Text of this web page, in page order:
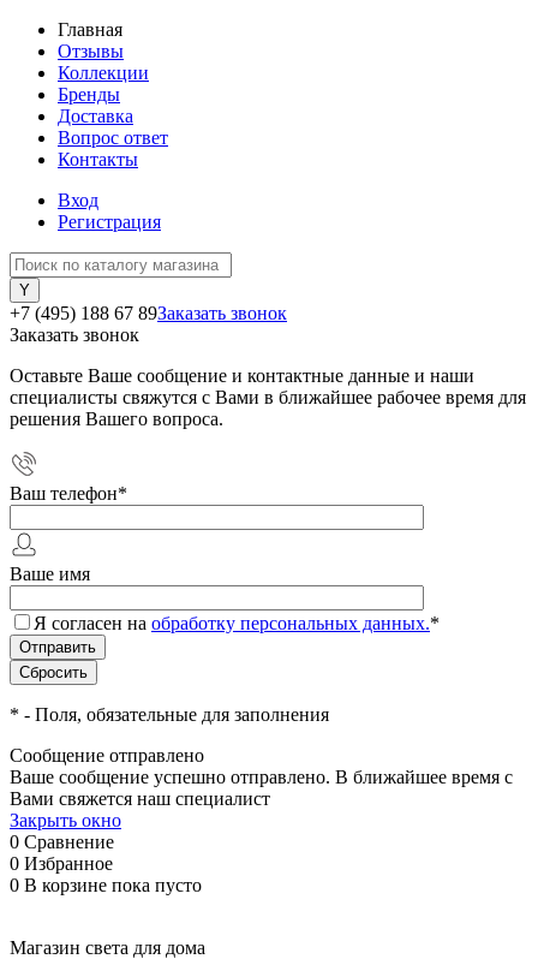
Главная
Отзывы
Коллекции
Бренды
Доставка
Вопрос ответ
Контакты
Вход
Регистрация
+7 (495) 188 67 89Заказать звонок
Заказать звонок
Оставьте Ваше сообщение и контактные данные и наши
специалисты свяжутся с Вами в ближайшее рабочее время для
решения Вашего вопроса.
Ваш телефон*
Ваше имя
Я согласен на обработку персональных данных.*
* - Поля, обязательные для заполнения
Сообщение отправлено
Ваше сообщение успешно отправлено. В ближайшее время с
Вами свяжется наш специалист
Закрыть окно
0 Сравнение
0 Избранное
0 В корзине пока пусто
Магазин света для дома